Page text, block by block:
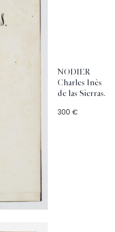
NODIER
Charles Inès
de las Sierras.
300 €